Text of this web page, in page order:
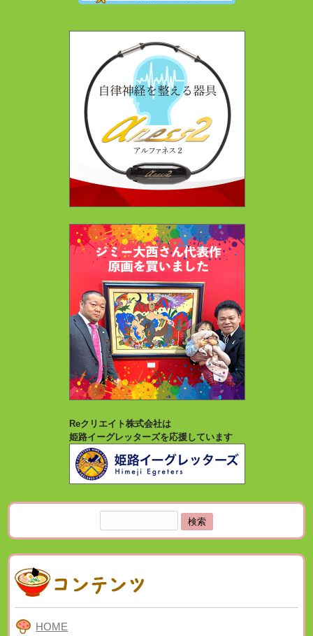
Reクリエイト株式会社は
姫路イーグレッターズを応援しています
索:
HOME